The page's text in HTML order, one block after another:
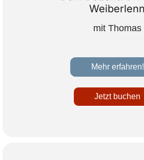
mit Thomas
Mehr erfahren!
Jetzt buchen